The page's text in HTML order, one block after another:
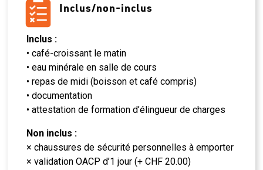
Inclus/non-inclus
Inclus :
• café-croissant le matin
• eau minérale en salle de cours
• repas de midi (boisson et café compris)
• documentation
• attestation de formation d’élingueur de charges
Non inclus :
× chaussures de sécurité personnelles à emporter
× validation OACP d’1 jour (+ CHF 20.00)